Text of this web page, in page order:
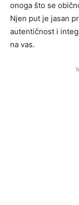
onoga što se
Njen put je jasan
autentičnost i
na vas.